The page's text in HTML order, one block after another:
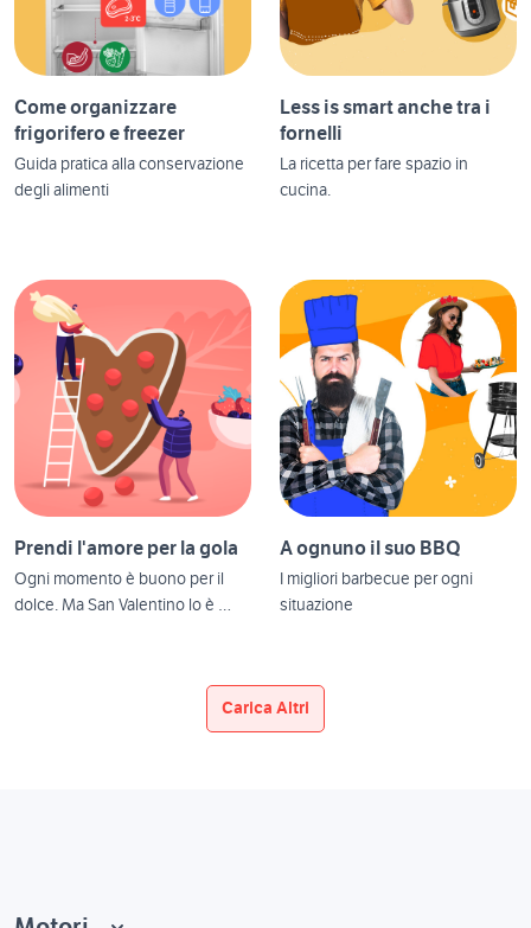
Come organizzare
frigorifero e freezer
Guida pratica alla conservazione
degli alimenti
Less is smart anche tra i
fornelli
La ricetta per fare spazio in
cucina.
Prendi l'amore per la gola
Ogni momento è buono per il
dolce. Ma San Valentino lo è …
A ognuno il suo BBQ
I migliori barbecue per ogni
situazione
Carica Altri